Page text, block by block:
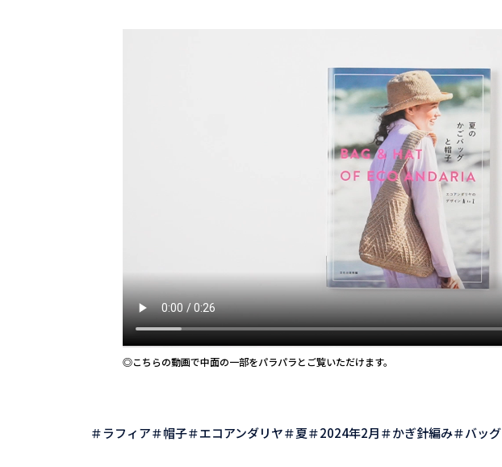
◎こちらの動画で中面の一部をパラパラとご覧いただけます。
ラフィア 帽子 エコアンダリヤ 夏 2024年2月 かぎ針編み バッグ